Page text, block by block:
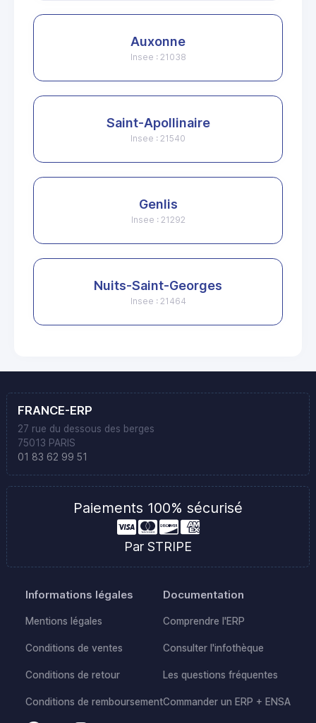
Auxonne
Insee : 21038
Saint-Apollinaire
Insee : 21540
Genlis
Insee : 21292
Nuits-Saint-Georges
Insee : 21464
FRANCE-ERP
27 rue du dessous des berges
75013 PARIS
01 83 62 99 51
Paiements 100% sécurisé
Par STRIPE
Informations légales
Mentions légales
Conditions de ventes
Conditions de retour
Conditions de remboursement
Documentation
Comprendre l'ERP
Consulter l'infothèque
Les questions fréquentes
Commander un ERP + ENSA